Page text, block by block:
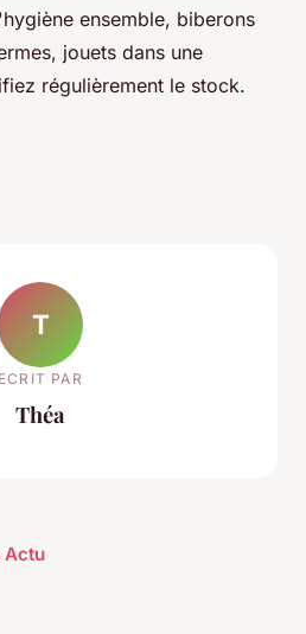
ensemble, biberons
jouets dans une
régulièrement le stock.
T
ECRIT PAR
Théa
Actu